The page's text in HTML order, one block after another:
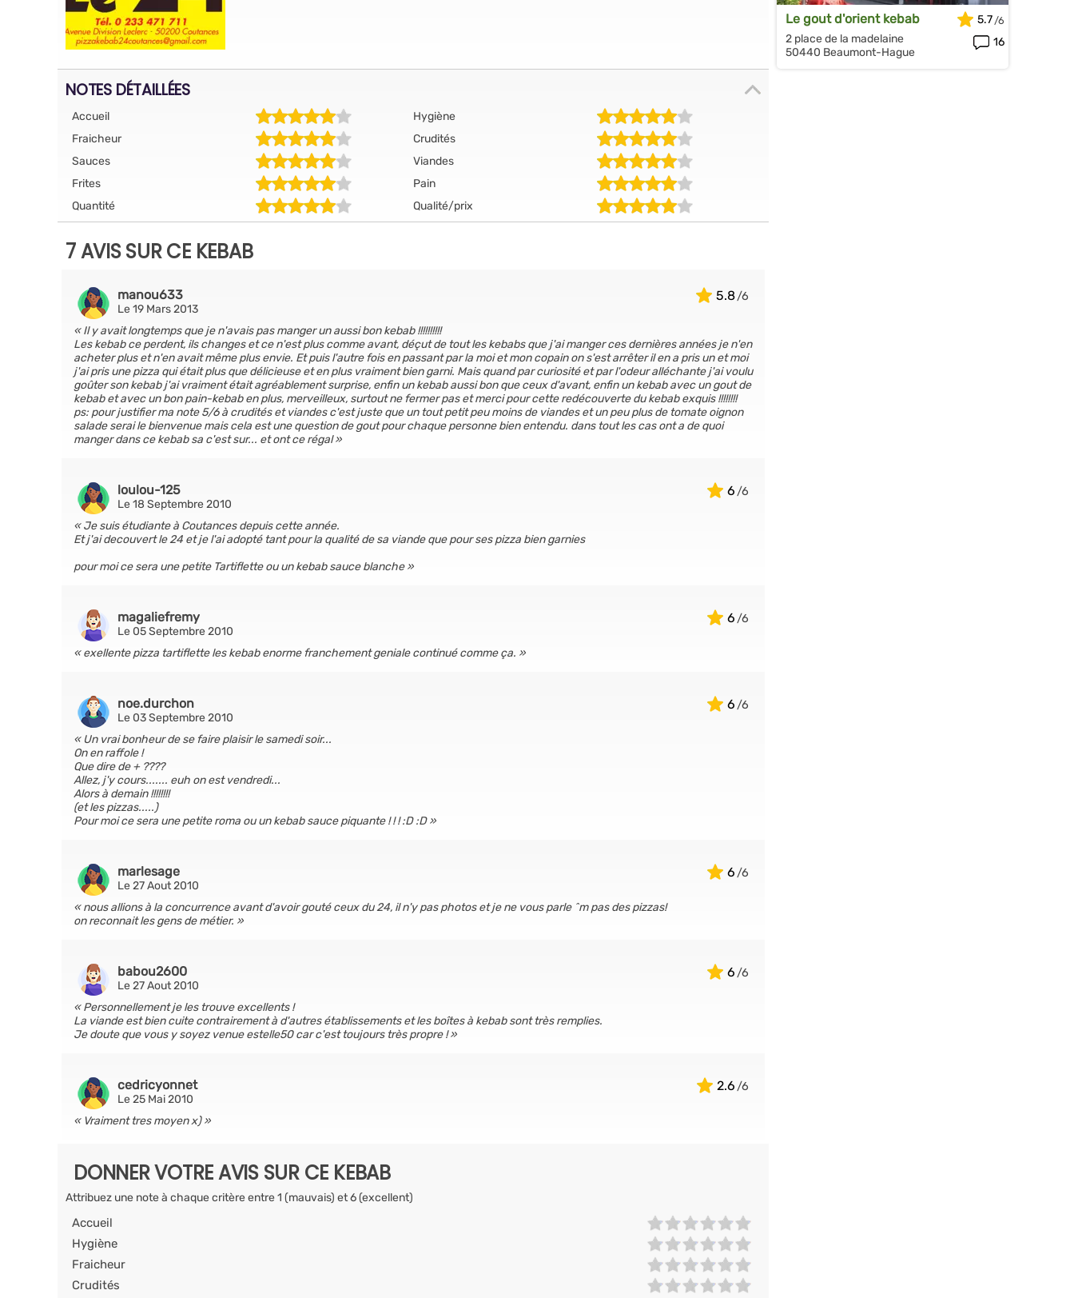
NOTES DÉTAILLÉES
Accueil
Hygiène
Fraicheur
Crudités
Sauces
Viandes
Frites
Pain
Quantité
Qualité/prix
7 AVIS SUR CE KEBAB
5.8
manou633
Le 19 Mars 2013
Il y avait longtemps que je n'avais pas manger un aussi bon kebab !!!!!!!!!!
Les kebab ce perdent, ils changes et ce n'est plus comme avant, déçut de tout les kebabs que j'ai manger ces dernières années je n'en
acheter plus et n'en avait même plus envie. Et puis l'autre fois en passant par la moi et mon copain on s'est arrêter il en a pris un et moi
j'ai pris une pizza qui était plus que délicieuse et en plus vraiment bien garni. Mais quand par curiosité et par l'odeur alléchante j'ai voulu
goûter son kebab j'ai vraiment était agréablement surprise, enfin un kebab aussi bon que ceux d'avant, enfin un kebab avec un gout de
kebab et avec un bon pain-kebab en plus, merveilleux, surtout ne fermer pas et merci pour cette redécouverte du kebab exquis !!!!!!!!
ps: pour justifier ma note 5/6 à crudités et viandes c'est juste que un tout petit peu moins de viandes et un peu plus de tomate oignon
salade serai le bienvenue mais cela est une question de gout pour chaque personne bien entendu. dans tout les cas ont a de quoi
manger dans ce kebab sa c'est sur... et ont ce régal
6
loulou-125
Le 18 Septembre 2010
Je suis étudiante à Coutances depuis cette année.
Et j'ai decouvert le 24 et je l'ai adopté tant pour la qualité de sa viande que pour ses pizza bien garnies
pour moi ce sera une petite Tartiflette ou un kebab sauce blanche
6
magaliefremy
Le 05 Septembre 2010
exellente pizza tartiflette les kebab enorme franchement geniale continué comme ça.
6
noe.durchon
Le 03 Septembre 2010
Un vrai bonheur de se faire plaisir le samedi soir...
On en raffole !
Que dire de + ????
Allez, j'y cours....... euh on est vendredi...
Alors à demain !!!!!!!!
(et les pizzas.....)
Pour moi ce sera une petite roma ou un kebab sauce piquante ! ! ! :D :D
6
marlesage
Le 27 Aout 2010
nous allions à la concurrence avant d'avoir gouté ceux du 24, il n'y pas photos et je ne vous parle ^m pas des pizzas!
on reconnait les gens de métier.
6
babou2600
Le 27 Aout 2010
Personnellement je les trouve excellents !
La viande est bien cuite contrairement à d'autres établissements et les boîtes à kebab sont très remplies.
Je doute que vous y soyez venue estelle50 car c'est toujours très propre !
2.6
cedricyonnet
Le 25 Mai 2010
Vraiment tres moyen x)
DONNER VOTRE AVIS SUR CE KEBAB
Attribuez une note à chaque critère entre 1 (mauvais) et 6 (excellent)
Accueil
Hygiène
Fraicheur
Crudités
Le gout d'orient kebab
2 place de la madelaine
50440 Beaumont-Hague
5.7
16